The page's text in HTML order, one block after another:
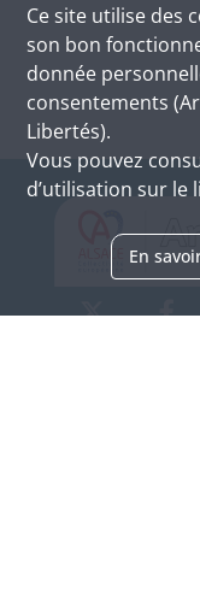
Ce site utilise des
son bon
donnée
consentements
Libertés).
Vous pouvez
d’utilisation sur le
En